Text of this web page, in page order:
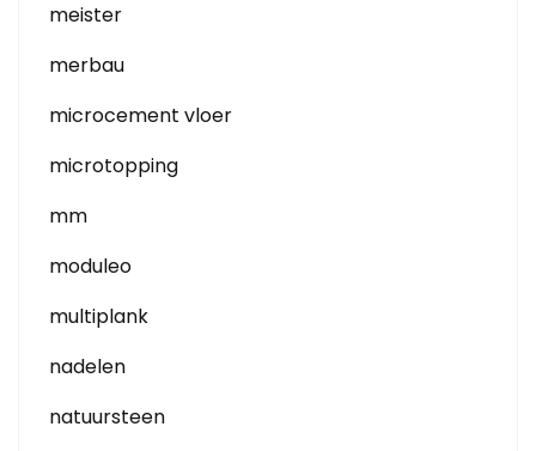
meister
merbau
microcement vloer
microtopping
mm
moduleo
multiplank
nadelen
natuursteen